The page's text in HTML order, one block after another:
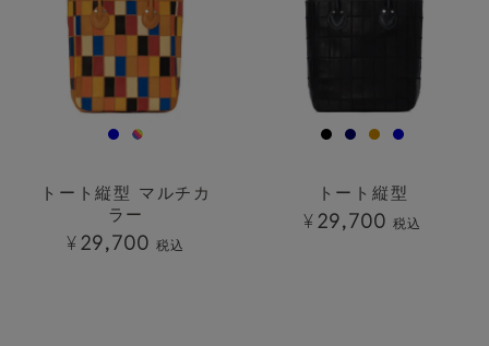
トート縦型 マルチカ
ラー
¥ 29,700 税込
トート縦型
¥ 29,700 税込